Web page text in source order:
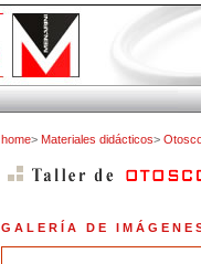
home> Materiales didácticos>
G A L E R Í A D E I M Á G E N E